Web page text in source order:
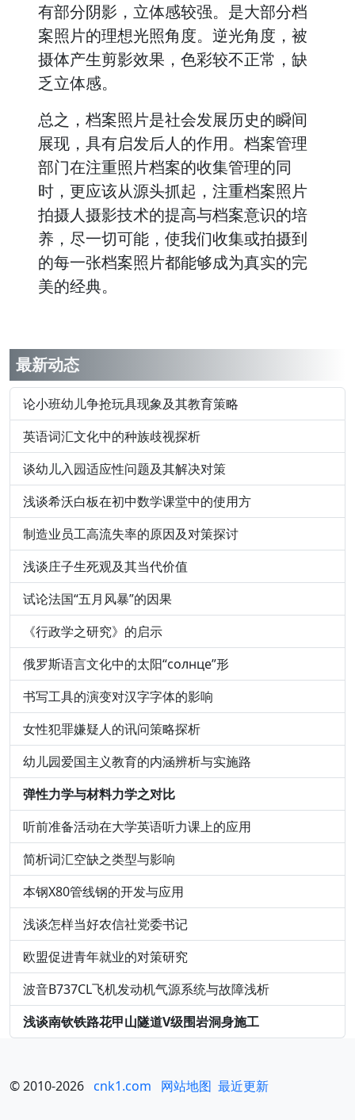
有部分阴影，立体感较强。是大部分档
案照片的理想光照角度。逆光角度，被
摄体产生剪影效果，色彩较不正常，缺
乏立体感。
总之，档案照片是社会发展历史的瞬间
展现，具有启发后人的作用。档案管理
部门在注重照片档案的收集管理的同
时，更应该从源头抓起，注重档案照片
拍摄人摄影技术的提高与档案意识的培
养，尽一切可能，使我们收集或拍摄到
的每一张档案照片都能够成为真实的完
美的经典。
最新动态
论小班幼儿争抢玩具现象及其教育策略
英语词汇文化中的种族歧视探析
谈幼儿入园适应性问题及其解决对策
浅谈希沃白板在初中数学课堂中的使用方
制造业员工高流失率的原因及对策探讨
浅谈庄子生死观及其当代价值
试论法国“五月风暴”的因果
《行政学之研究》的启示
俄罗斯语言文化中的太阳“солнце”形
书写工具的演变对汉字字体的影响
女性犯罪嫌疑人的讯问策略探析
幼儿园爱国主义教育的内涵辨析与实施路
弹性力学与材料力学之对比
听前准备活动在大学英语听力课上的应用
简析词汇空缺之类型与影响
本钢X80管线钢的开发与应用
浅谈怎样当好农信社党委书记
欧盟促进青年就业的对策研究
波音B737CL飞机发动机气源系统与故障浅析
浅谈南钦铁路花甲山隧道V级围岩洞身施工
© 2010-2026 cnk1.com 网站地图 最近更新